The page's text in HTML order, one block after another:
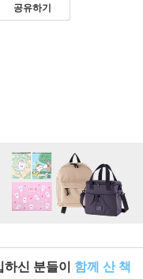
공유하기
신 분들이 함께 산 책